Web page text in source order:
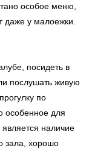
особое меню,
даже у малоежки.
посидеть в
послушать живую
по
особенное для
наличие
зала, хорошо